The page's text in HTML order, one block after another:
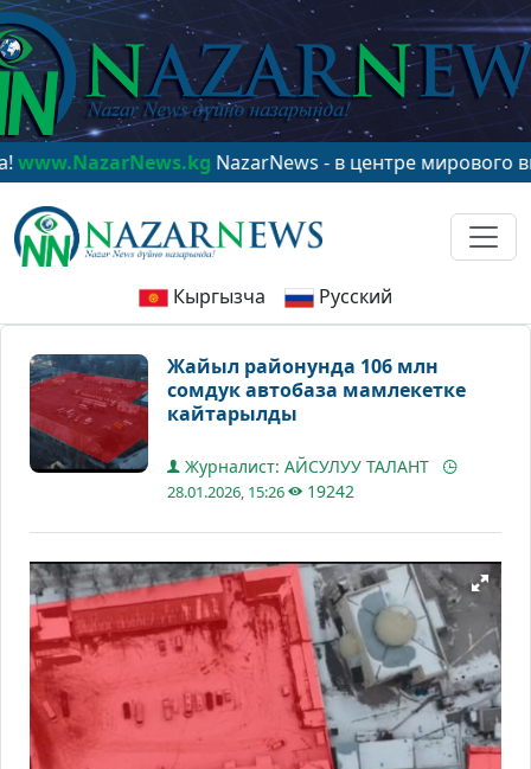
NazarNews - в центре мирового
Кыргызча Русский
Жайыл районунда 106 млн
сомдук автобаза мамлекетке
кайтарылды
Журналист: АЙСУЛУУ ТАЛАНТ
28.01.2026, 15:26 19242